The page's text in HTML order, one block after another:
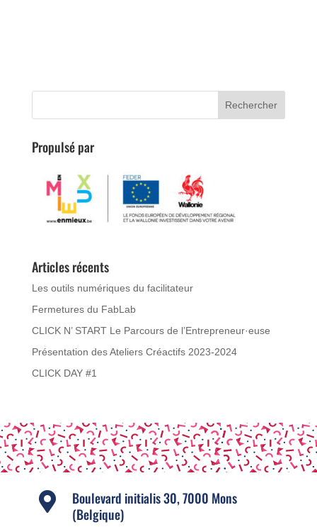
Propulsé par
Articles récents
Les outils numériques du facilitateur
Fermetures du FabLab
CLICK N’ START Le Parcours de l’Entrepreneur·euse
Présentation des Ateliers Créactifs 2023-2024
CLICK DAY #1

Boulevard initialis 30, 7000 Mons
(Belgique)